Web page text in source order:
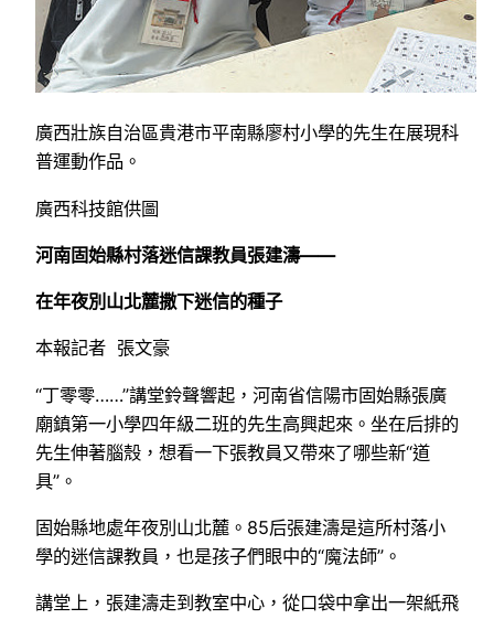
廣西壯族自治區貴港市平南縣廖村小學的先生在展現科
普運動作品。
廣西科技館供圖
河南固始縣村落迷信課教員張建濤——
在年夜別山北麓撒下迷信的種子
本報記者 張文豪
“丁零零……”講堂鈴聲響起，河南省信陽市固始縣張廣
廟鎮第一小學四年級二班的先生高興起來。坐在后排的
先生伸著腦殼，想看一下張教員又帶來了哪些新“道
具”。
固始縣地處年夜別山北麓。85后張建濤是這所村落小
學的迷信課教員，也是孩子們眼中的“魔法師”。
講堂上，張建濤走到教室中心，從口袋中拿出一架紙飛